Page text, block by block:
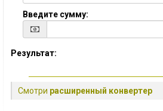
Введите сумму:
Результат:
Смотри расширенный конвертер